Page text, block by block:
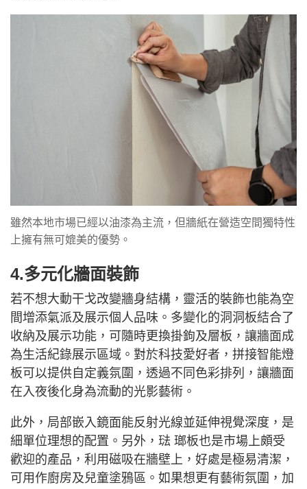
雖然本地市場已經以油漆為主流，但牆紙在營造空間獨特性
上擁有無可媲美的優勢。
4.多元化牆面裝飾
若不想大動干戈改變牆身結構，靈活的裝飾也能為空
間增添氣派及展示個人品味。多變化的洞洞板結合了
收納及展示功能，可隨時更換掛鉤及層板，讓牆面成
為生活紀錄展示區域。對於科技愛好者，拼接智能燈
板可以提供自定義氛圍，透過不同色彩排列，讓牆面
在入夜後化身為流動的光影藝術。
此外，局部嵌入鏡面能反射光線並延伸視覺深度，是
細單位理想的配置。另外，琺 瑯板也是市場上頗受
歡迎的產品，利用磁吸在牆壁上，好處是極易清潔，
可用作廚房及兒童塗鴉區。如果想更有藝術氛圍，加